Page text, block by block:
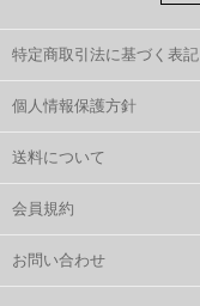
特定商取引法に基づく表記
個人情報保護方針
送料について
会員規約
お問い合わせ